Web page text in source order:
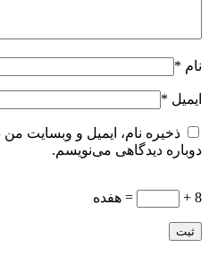
نام *
ایمیل *
ذخیره نام، ایمیل و وبسایت
دوباره دیدگاهی می‌نویسم.
8 + = هفده